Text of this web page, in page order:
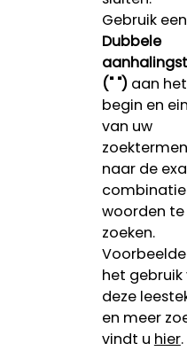
Gebruik een
Dubbele
(" ")aan het
begin en
van uw
naar de
woorden te
zoeken.
het gebruik
deze
en meer
vindt u hier.